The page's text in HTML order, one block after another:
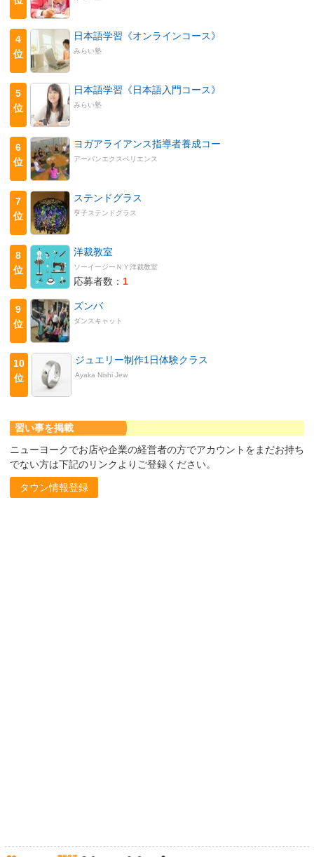
4
位
日本語学習《オンラインコース》
みらい塾
5
位
日本語学習《日本語入門コース》
みらい塾
6
位
ヨガアライアンス指導者養成コー
アーバンエクスペリエンス
7
位
ステンドグラス
亨子ステンドグラス
8
位
洋裁教室
ソーイージーＮＹ洋裁教室
応募者数： 1
9
位
ズンバ
ダンスキャット
10
位
ジュエリー制作1日体験クラス
Ayaka Nishi Jew
習い事を掲載
ニューヨークでお店や企業の経営者の方でアカウントをまだお持ち
でない方は下記のリンクよりご登録ください。
タウン情報登録